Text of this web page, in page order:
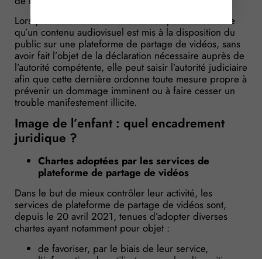
Lorsque l’autorité administrative compétente constate
qu’un contenu audiovisuel est mis à la disposition du
public sur une plateforme de partage de vidéos, sans
avoir fait l’objet de la déclaration nécessaire auprès de
l’autorité compétente, elle peut saisir l’autorité judiciaire
afin que cette dernière ordonne toute mesure propre à
prévenir un dommage imminent ou à faire cesser un
trouble manifestement illicite.
Image de l’enfant : quel encadrement
juridique ?
Chartes adoptées par les services de
plateforme de partage de vidéos
Dans le but de mieux contrôler leur activité, les
services de plateforme de partage de vidéos sont,
depuis le 20 avril 2021, tenues d’adopter diverses
chartes ayant notamment pour objet :
de favoriser, par le biais de leur service,